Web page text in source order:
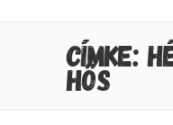
CÍMKE:
HŐS